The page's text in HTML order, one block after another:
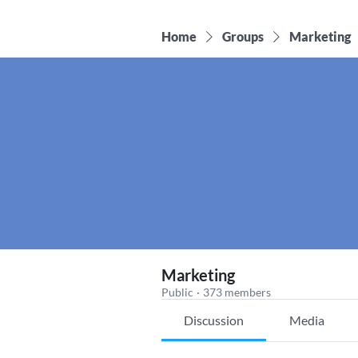
Home Groups Marketing
Marketing
Public · 373 members
Discussion Media